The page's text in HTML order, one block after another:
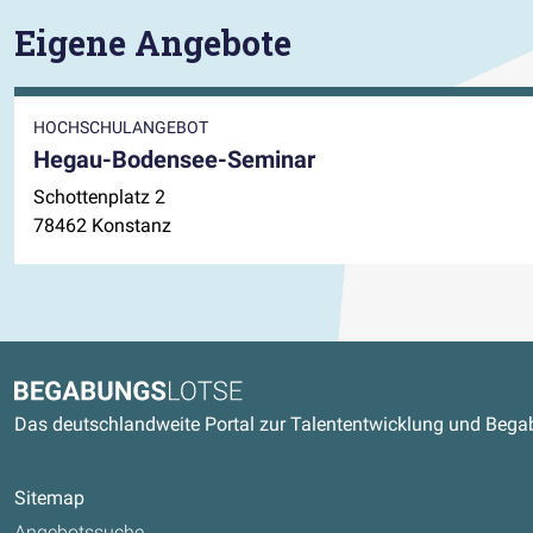
Eigene Angebote
HOCHSCHULANGEBOT
Hegau-Bodensee-Seminar
Schottenplatz 2
78462 Konstanz
Kontaktdaten und weitere Links
Begabungslotse
Das deutschlandweite Portal zur Talententwicklung und
Sitemap